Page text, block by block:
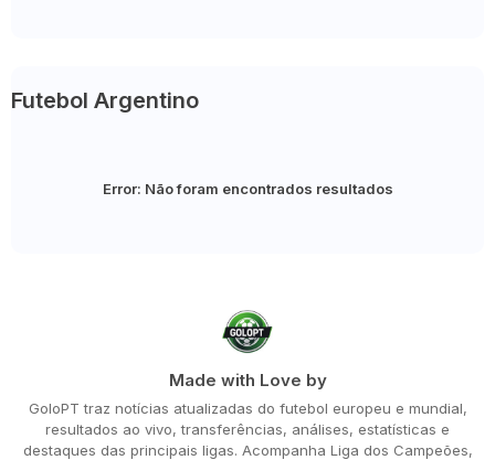
Futebol Argentino
Error: Não foram encontrados resultados
Made with Love by
GoloPT traz notícias atualizadas do futebol europeu e mundial,
resultados ao vivo, transferências, análises, estatísticas e
destaques das principais ligas. Acompanha Liga dos Campeões,